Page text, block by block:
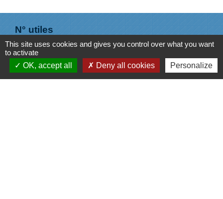
N° utiles
Commune de Saint-Léger-les-Vignes
16 rue de Nantes
44710 Saint-Léger-les-Vignes - FRANCE
This site uses cookies and gives you control over what you want
to activate
OK, accept all
Deny all cookies Personalize